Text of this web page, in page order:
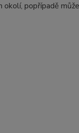
popřípadě